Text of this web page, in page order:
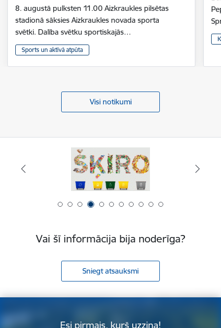
8. augustā pulksten 11.00 Aizkraukles pilsētas
stadionā sāksies Aizkraukles novada sporta
svētki. Dalība svētku sportiskajās…
Sports un aktīvā atpūta
Visi notikumi
Vai šī informācija bija noderīga?
Sniegt atsauksmi
Esi pirmais, kurš uzzina!